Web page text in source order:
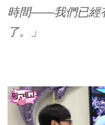
時間——我們已經
了。」